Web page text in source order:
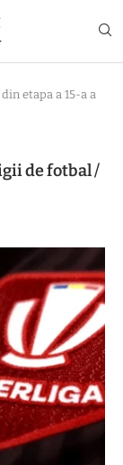
etapa a 15-a a
de fotbal /